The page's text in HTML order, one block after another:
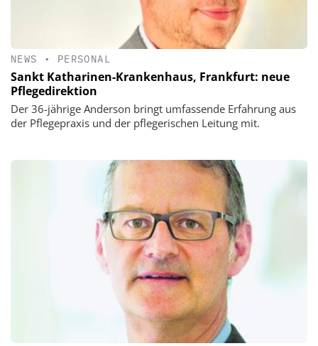
NEWS • PERSONAL
Sankt Katharinen-Krankenhaus, Frankfurt: neue
Pflegedirektion
Der 36-jährige Anderson bringt umfassende Erfahrung aus
der Pflegepraxis und der pflegerischen Leitung mit.